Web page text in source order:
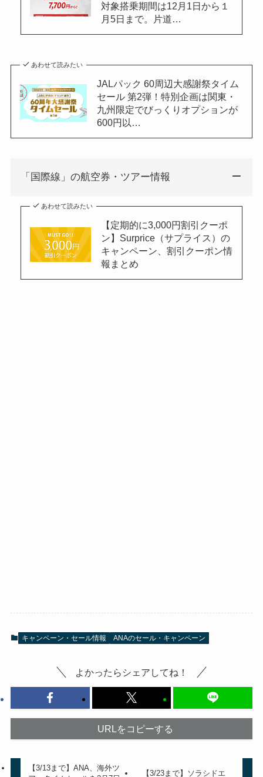
対象搭乗期間は12月1日から１
月5日まで。片道…
あわせて読みたい
JALパック 60周辺大感謝祭タイム
セール 第2弾！特別企画は関東・
九州限定でびっくりオプションが
600円以…
「国際線」の航空券・ツアー情報
あわせて読みたい
【定期的に3,000円割引クーポ
ン】Surprice（サプライス）の
キャンペーン、割引クーポン情
報まとめ
キャンペーン・セール情報 ANAのセール・キャンペーン
よかったらシェアしてね！
URLをコピーする
【3/13まで】ANA、海外ツ
【3/23まで】ソラシドエ